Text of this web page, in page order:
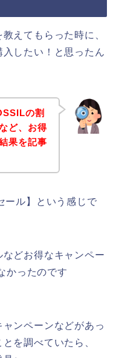
えてもらった時に、
したい！と思ったん
の割
ど、お得
果を記事
ール】という感じで
どお得なキャンペー
かったのです
ンペーンなどがあっ
を調べていたら、